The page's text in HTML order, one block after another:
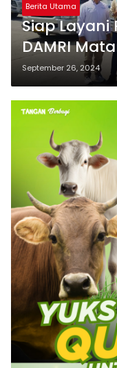
Berita Utama
Siap Layani
DAMRI
Kendaraan
September 26, 2024